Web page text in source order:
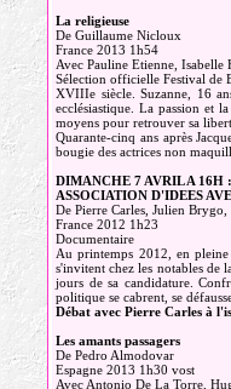
La religieuse
De Guillaume Nicloux
France 2013 1h54
Avec Pauline Etienne,
Sélection officielle Festival de
XVIIIe siècle. Suzanne, 16
ecclésiastique. La passion et
moyens pour retrouver sa
Quarante-cinq ans après
bougie des actrices non
DIMANCHE 7 AVRIL A 16H
ASSOCIATION D'IDEES
De Pierre Carles, Julien
France 2012 1h23
Documentaire
Au printemps 2012, en pleine
s'invitent chez les notables de
jours de sa candidature.
politique se cabrent, se
Débat avec Pierre Carles à
Les amants passagers
De Pedro
Espagne 2013 1h30 vost
Avec Antonio De La Torre,